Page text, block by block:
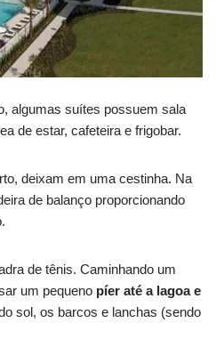
algumas suítes possuem sala
de estar, cafeteira e frigobar.
deixam em uma cestinha. Na
de balanço proporcionando
de tênis. Caminhando um
um pequeno píer até a lagoa e
sol, os barcos e lanchas (sendo